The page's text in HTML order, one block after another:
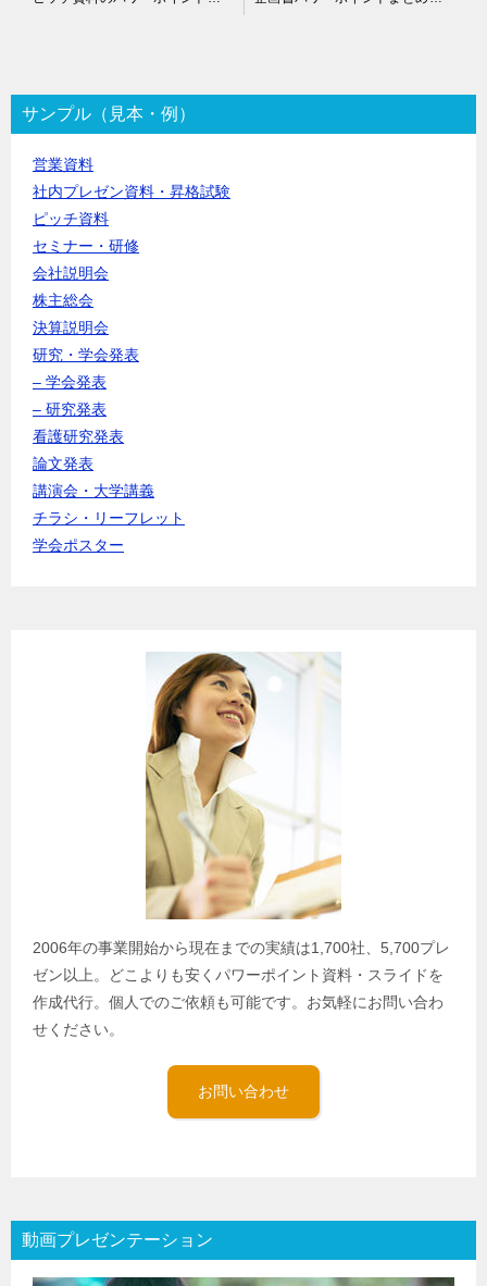
ゲ
ー
シ
サンプル（見本・例）
営業資料
社内プレゼン資料・昇格試験
ピッチ資料
セミナー・研修
会社説明会
株主総会
決算説明会
研究・学会発表
– 学会発表
– 研究発表
看護研究発表
論文発表
講演会・大学講義
チラシ・リーフレット
学会ポスター
2006年の事業開始から現在までの実績は1,700社、5,700プレ
ゼン以上。どこよりも安くパワーポイント資料・スライドを
作成代行。個人でのご依頼も可能です。お気軽にお問い合わ
せください。
お問い合わせ
動画プレゼンテーション